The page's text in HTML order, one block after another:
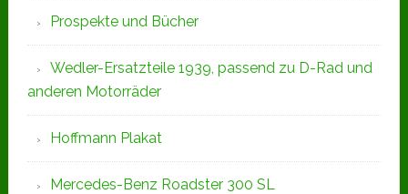
Prospekte und Bücher
Wedler-Ersatzteile 1939, passend zu D-Rad und
anderen Motorräder
Hoffmann Plakat
Mercedes-Benz Roadster 300 SL